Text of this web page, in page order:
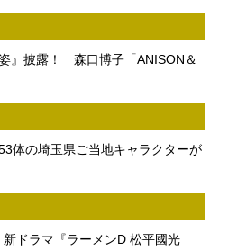
』披露！ 森口博子「ANISON＆
体の埼玉県ご当地キャラクターが
ドラマ『ラーメンD 松平國光